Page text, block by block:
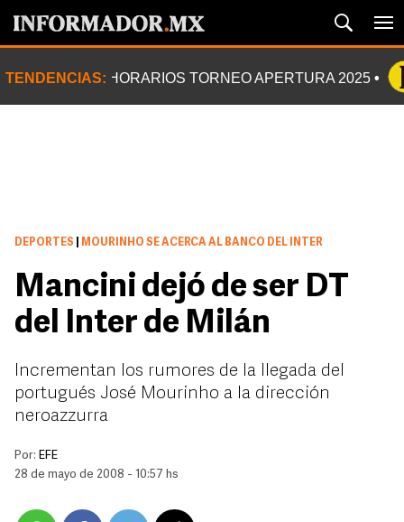
TENDENCIAS: HORARIOS TORNEO APERTURA 2025
DEPORTES MOURINHO SE ACERCA AL BANCO DEL INTER
Mancini dejó de ser DT
del Inter de Milán
Incrementan los rumores de la llegada del
portugués José Mourinho a la dirección
neroazzurra
Por: EFE
28 de mayo de 2008 - 10:57 hs